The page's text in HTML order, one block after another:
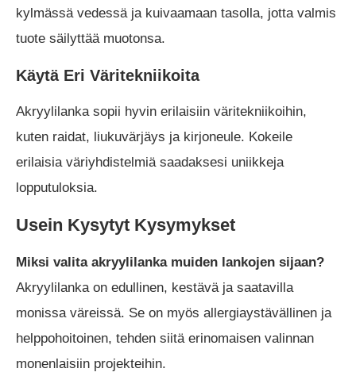
kylmässä vedessä ja kuivaamaan tasolla, jotta valmis
tuote säilyttää muotonsa.
Käytä Eri Väritekniikoita
Akryylilanka sopii hyvin erilaisiin väritekniikoihin,
kuten raidat, liukuvärjäys ja kirjoneule. Kokeile
erilaisia väriyhdistelmiä saadaksesi uniikkeja
lopputuloksia.
Usein Kysytyt Kysymykset
Miksi valita akryylilanka muiden lankojen sijaan?
Akryylilanka on edullinen, kestävä ja saatavilla
monissa väreissä. Se on myös allergiaystävällinen ja
helppohoitoinen, tehden siitä erinomaisen valinnan
monenlaisiin projekteihin.